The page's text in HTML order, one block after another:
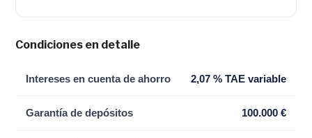
Condiciones en detalle
Intereses en cuenta de ahorro 2,07 % TAE variable
Garantía de depósitos 100.000 €